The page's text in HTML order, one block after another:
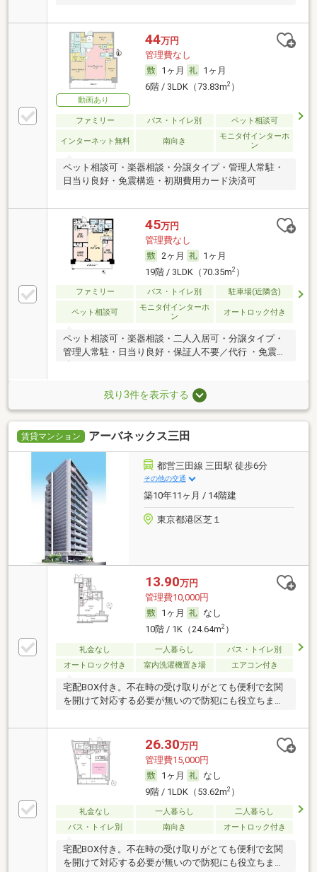
動画あり
44万円
管理費なし
1ヶ月
1ヶ月
6階 / 3LDK（73.83m2）
ファミリー バス・トイレ別 ペット相談可
インターネット無料 南向き
モニタ付インターホ
ン
ペット相談可・楽器相談・分譲タイプ・管理人常駐・
日当り良好・免震構造・初期費用カード決済可
45万円
管理費なし
2ヶ月
1ヶ月
19階 / 3LDK（70.35m2）
ファミリー バス・トイレ別 駐車場(近隣含)
ペット相談可
モニタ付インターホ
ン
オートロック付き
ペット相談可・楽器相談・二人入居可・分譲タイプ・
管理人常駐・日当り良好・保証人不要／代行 ・免震構
残り3件を表示する
賃貸マンション アーバネックス三田
都営三田線 三田駅 徒歩6分
その他の交通
築10年11ヶ月 / 14階建
東京都港区芝１
13.90万円
管理費10,000円
1ヶ月
なし
10階 / 1K（24.64m2）
礼金なし 一人暮らし
バス・トイレ別
オートロック付き
室内洗濯機置き場 エアコン付き
宅配BOX付き。不在時の受け取りがとても便利で玄関
を開けて対応する必要が無いので防犯にも役立ちま
26.30万円
管理費15,000円
1ヶ月
なし
9階 / 1LDK（53.62m2）
礼金なし 一人暮らし
二人暮らし
バス・トイレ別
南向き オートロック付き
宅配BOX付き。不在時の受け取りがとても便利で玄関
を開けて対応する必要が無いので防犯にも役立ちま